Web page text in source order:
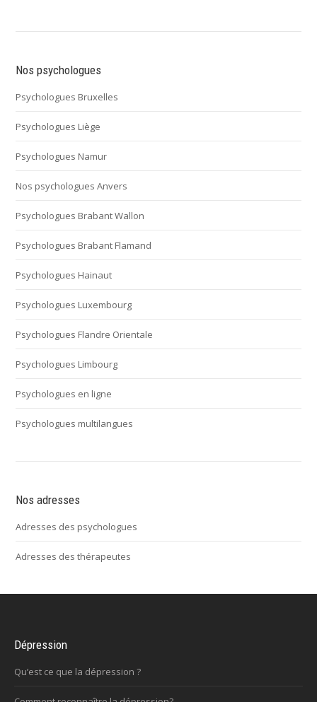
Nos psychologues
Psychologues Bruxelles
Psychologues Liège
Psychologues Namur
Nos psychologues Anvers
Psychologues Brabant Wallon
Psychologues Brabant Flamand
Psychologues Hainaut
Psychologues Luxembourg
Psychologues Flandre Orientale
Psychologues Limbourg
Psychologues en ligne
Psychologues multilangues
Nos adresses
Adresses des psychologues
Adresses des thérapeutes
Dépression
Qu’est ce que la dépression ?